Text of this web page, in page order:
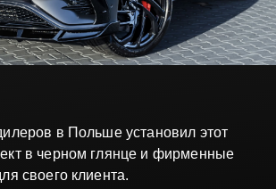
в Польше установил этот
в черном глянце и фирменные
своего клиента.